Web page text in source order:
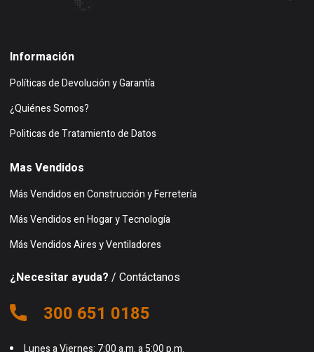
Información
Políticas de Devolución y Garantía
¿Quiénes Somos?
Politicas de Tratamiento de Datos
Mas Vendidos
Más Vendidos en Construcción y Ferretería
Más Vendidos en Hogar y Tecnología
Más Vendidos Aires y Ventiladores
¿Necesitar ayuda? / Contáctanos
300 651 0185
Lunes a Viernes: 7:00 a.m. a 5:00 p.m.